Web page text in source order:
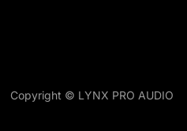
Copyright © LYNX PRO AUDIO